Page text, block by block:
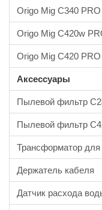
Origo Mig C340
Origo Mig C420w
Origo Mig C420
Аксессуары
Пылевой фильтр
Пылевой фильтр
Трансформатор для
Держатель кабеля
Датчик расхода